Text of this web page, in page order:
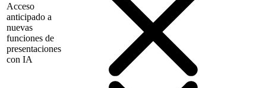
Acceso
anticipado a
nuevas
funciones de
presentaciones
con IA